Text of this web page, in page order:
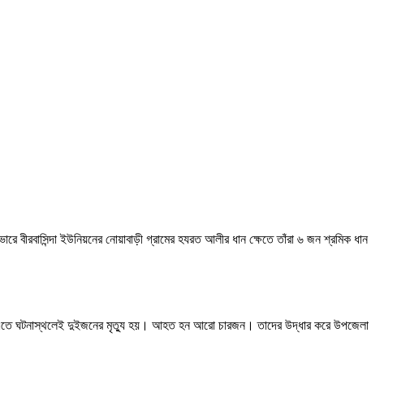
ইউনিয়নের নোয়াবাড়ী গ্রামের হযরত আলীর ধান ক্ষেতে তাঁরা ৬ জন শ্রমিক ধান
এতে ঘটনাস্থলেই দুইজনের মৃত্যু হয়। আহত হন আরো চারজন। তাদের উদ্ধার করে উপজেলা